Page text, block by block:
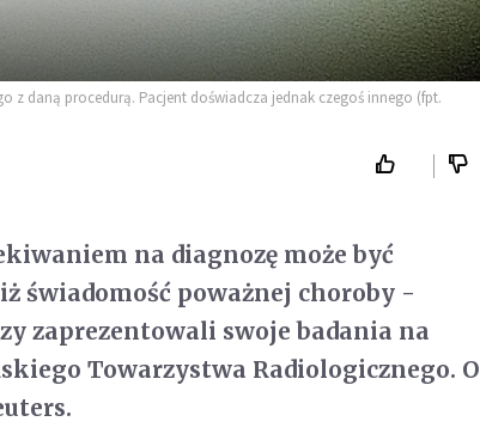
z daną procedurą. Pacjent doświadcza jednak czegoś innego (fpt.
na diagnozę może być
świadomość poważnej choroby -
zaprezentowali swoje badania na
Towarzystwa Radiologicznego. O